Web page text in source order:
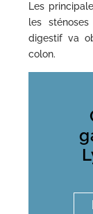
Les
les
digestif va
colon.